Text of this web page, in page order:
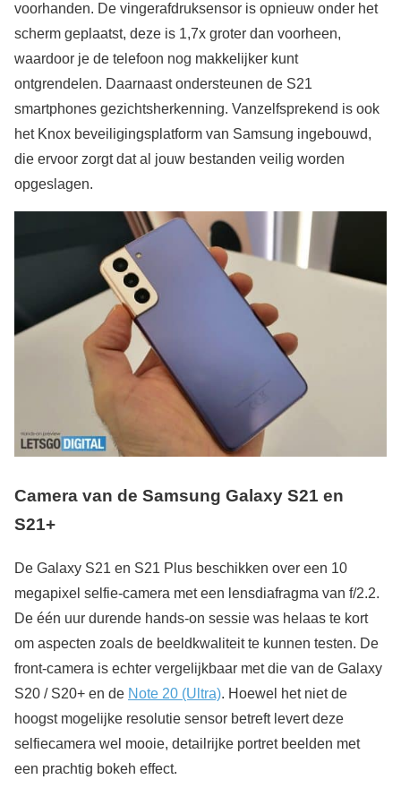
voorhanden. De vingerafdruksensor is opnieuw onder het
scherm geplaatst, deze is 1,7x groter dan voorheen,
waardoor je de telefoon nog makkelijker kunt
ontgrendelen. Daarnaast ondersteunen de S21
smartphones gezichtsherkenning. Vanzelfsprekend is ook
het Knox beveiligingsplatform van Samsung ingebouwd,
die ervoor zorgt dat al jouw bestanden veilig worden
opgeslagen.
Camera van de Samsung Galaxy S21 en
S21+
De Galaxy S21 en S21 Plus beschikken over een 10
megapixel selfie-camera met een lensdiafragma van f/2.2.
De één uur durende hands-on sessie was helaas te kort
om aspecten zoals de beeldkwaliteit te kunnen testen. De
front-camera is echter vergelijkbaar met die van de Galaxy
S20 / S20+ en de Note 20 (Ultra). Hoewel het niet de
hoogst mogelijke resolutie sensor betreft levert deze
selfiecamera wel mooie, detailrijke portret beelden met
een prachtig bokeh effect.